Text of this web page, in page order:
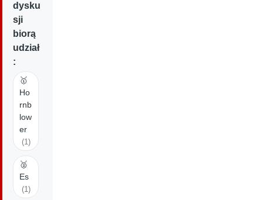
dysku
sji
biorą
udział
:
🥇
Ho
rnb
low
er
(1)
🥈
Es
(1)